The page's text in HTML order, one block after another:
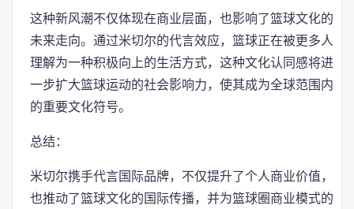
这种新风潮不仅体现在商业层面，也影响了篮球文化的
未来走向。通过米切尔的代言效应，篮球正在被更多人
理解为一种积极向上的生活方式，这种文化认同感将进
一步扩大篮球运动的社会影响力，使其成为全球范围内
的重要文化符号。
总结：
米切尔携手代言国际品牌，不仅提升了个人商业价值，
也推动了篮球文化的国际传播，并为篮球圈商业模式的